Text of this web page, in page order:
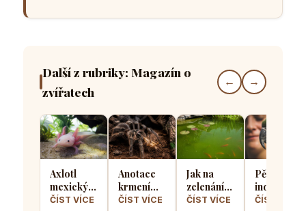
Další z rubriky: Magazín o
zvířatech
← →
Axlotl
mexický v
domácím
ČÍST VÍCE
Anotace
krmení
sklípkanů:
ČÍST VÍCE
Jak na
zelenání
vody v
ČÍST VÍCE
Pět
aktivit,
ČÍST VÍCE